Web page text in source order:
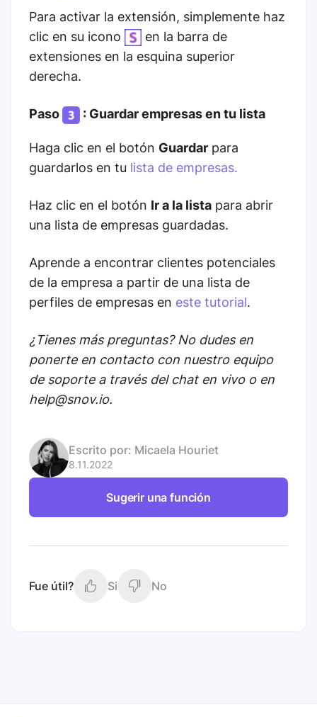
Para activar la extensión, simplemente haz
clic en su icono
en la barra de
extensiones en la esquina superior
derecha.
Paso : Guardar empresas en tu lista
Haga clic en el botón Guardar para
guardarlos en tu lista de empresas.
Haz clic en el botón Ir a la lista para abrir
una lista de empresas guardadas.
Aprende a encontrar clientes potenciales
de la empresa a partir de una lista de
perfiles de empresas en este tutorial.
¿Tienes más preguntas? No dudes en
ponerte en contacto con nuestro equipo
de soporte a través del chat en vivo o en
help@snov.io.
Escrito por: Micaela Houriet
8.11.2022
Sugerir una función
Fue útil? Si No